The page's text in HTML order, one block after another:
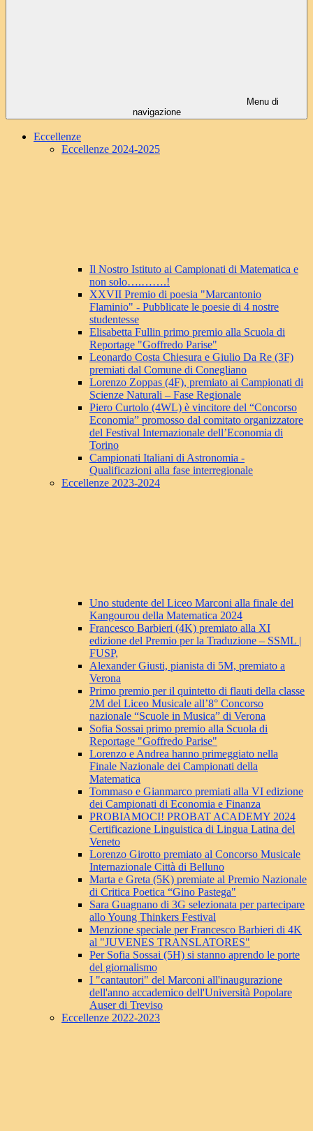
Menu di
navigazione
Eccellenze
Eccellenze 2024-2025
Il Nostro Istituto ai Campionati di Matematica e
non solo….…….!
XXVII Premio di poesia "Marcantonio
Flaminio" - Pubblicate le poesie di 4 nostre
studentesse
Elisabetta Fullin primo premio alla Scuola di
Reportage "Goffredo Parise"
Leonardo Costa Chiesura e Giulio Da Re (3F)
premiati dal Comune di Conegliano
Lorenzo Zoppas (4F), premiato ai Campionati di
Scienze Naturali – Fase Regionale
Piero Curtolo (4WL) è vincitore del “Concorso
Economia” promosso dal comitato organizzatore
del Festival Internazionale dell’Economia di
Torino
Campionati Italiani di Astronomia -
Qualificazioni alla fase interregionale
Eccellenze 2023-2024
Uno studente del Liceo Marconi alla finale del
Kangourou della Matematica 2024
Francesco Barbieri (4K) premiato alla XI
edizione del Premio per la Traduzione – SSML |
FUSP,
Alexander Giusti, pianista di 5M, premiato a
Verona
Primo premio per il quintetto di flauti della classe
2M del Liceo Musicale all’8° Concorso
nazionale “Scuole in Musica” di Verona
Sofia Sossai primo premio alla Scuola di
Reportage "Goffredo Parise"
Lorenzo e Andrea hanno primeggiato nella
Finale Nazionale dei Campionati della
Matematica
Tommaso e Gianmarco premiati alla VI edizione
dei Campionati di Economia e Finanza
PROBIAMOCI! PROBAT ACADEMY 2024
Certificazione Linguistica di Lingua Latina del
Veneto
Lorenzo Girotto premiato al Concorso Musicale
Internazionale Città di Belluno
Marta e Greta (5K) premiate al Premio Nazionale
di Critica Poetica “Gino Pastega"
Sara Guagnano di 3G selezionata per partecipare
allo Young Thinkers Festival
Menzione speciale per Francesco Barbieri di 4K
al "JUVENES TRANSLATORES"
Per Sofia Sossai (5H) si stanno aprendo le porte
del giornalismo
I "cantautori" del Marconi all'inaugurazione
dell'anno accademico dell'Università Popolare
Auser di Treviso
Eccellenze 2022-2023